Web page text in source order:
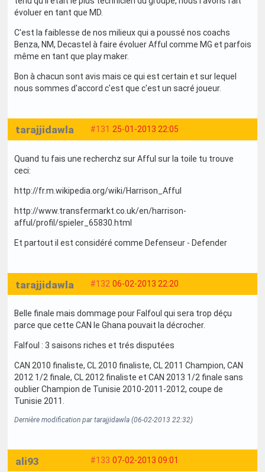
évoluer en tant que MD.
C'est la faiblesse de nos milieux qui a poussé nos coachs
Benza, NM, Decastel à faire évoluer Afful comme MG et parfois
même en tant que play maker.
Bon à chacun sont avis mais ce qui est certain et sur lequel
nous sommes d'accord c'est que c'est un sacré joueur.
#131 25-01-2013 22:05
tarajjidawla
Quand tu fais une recherchz sur Afful sur la toile tu trouve
ceci:
http://fr.m.wikipedia.org/wiki/Harrison_Afful
http://www.transfermarkt.co.uk/en/harrison-
afful/profil/spieler_65830.html
Et partout il est considéré comme Defenseur - Defender
#132 06-02-2013 22:20
tarajjidawla
Belle finale mais dommage pour Falfoul qui sera trop déçu
parce que cette CAN le Ghana pouvait la décrocher.
Falfoul : 3 saisons riches et trés disputées
CAN 2010 finaliste, CL 2010 finaliste, CL 2011 Champion, CAN
2012 1/2 finale, CL 2012 finaliste et CAN 2013 1/2 finale sans
oublier Champion de Tunisie 2010-2011-2012, coupe de
Tunisie 2011.
Dernière modification par tarajjidawla (06-02-2013 22:32)
#133 07-02-2013 09:01
ali93